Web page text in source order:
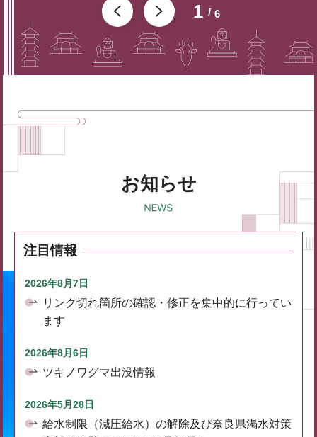
1 6
お知らせ
注目情報
2026年8月7日
リンク切れ箇所の確認・修正を集中的に行ってい
ます
2026年8月6日
ツキノワグマ出没情報
2026年5月28日
給水制限（減圧給水）の解除及び奈良県渇水対策